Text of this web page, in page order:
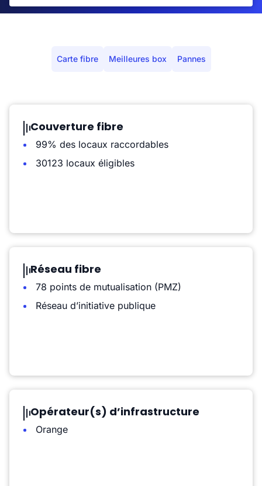
Carte fibre Meilleures box Pannes
Couverture fibre
99% des locaux raccordables
30123 locaux éligibles
Réseau fibre
78 points de mutualisation (PMZ)
Réseau d’initiative publique
Opérateur(s) d’infrastructure
Orange